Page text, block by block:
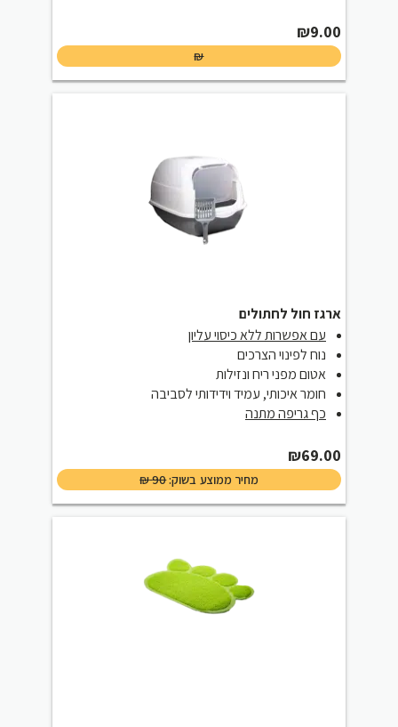
₪9.00
₪
ארגז חול לחתולים
עם אפשרות ללא כיסוי עליון
נוח לפינוי הצרכים
אטום מפני ריח ונזילות
חומר איכותי, עמיד וידידותי לסביבה
כף גריפה מתנה
₪69.00
מחיר ממוצע בשוק:90
₪